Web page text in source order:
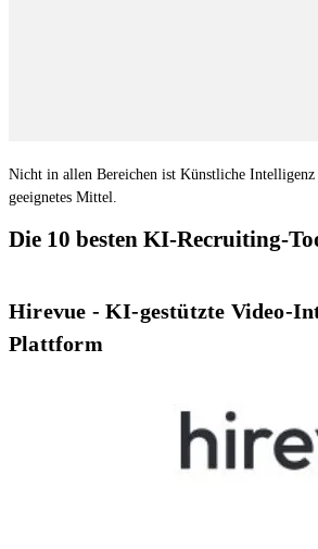
Nicht in allen Bereichen ist Künstliche
geeignetes Mittel.
Die 10 besten KI-Recruiting-
Hirevue - KI-gestützte Video-
Plattform